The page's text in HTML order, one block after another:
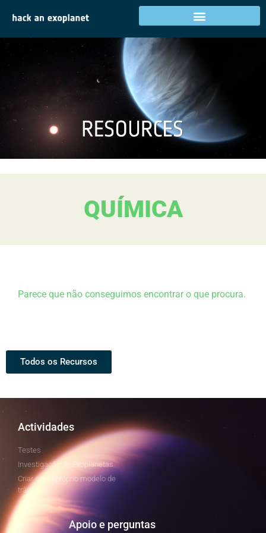
QUÍMICA
Parece que não conseguimos encontrar o que procura.
Todos os Recursos
Actividades
Testes
Investigação de Exoplanetas
Criar o seu próprio modelo de
trânsito
Apoio e perguntas